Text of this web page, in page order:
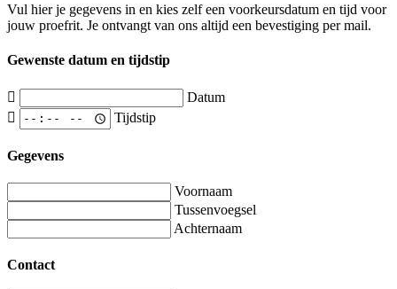
Vul hier je gegevens in en kies zelf een voorkeursdatum en tijd voor
jouw proefrit. Je ontvangt van ons altijd een bevestiging per mail.
Gewenste datum en tijdstip
Datum
Tijdstip
Gegevens
Voornaam
Tussenvoegsel
Achternaam
Contact